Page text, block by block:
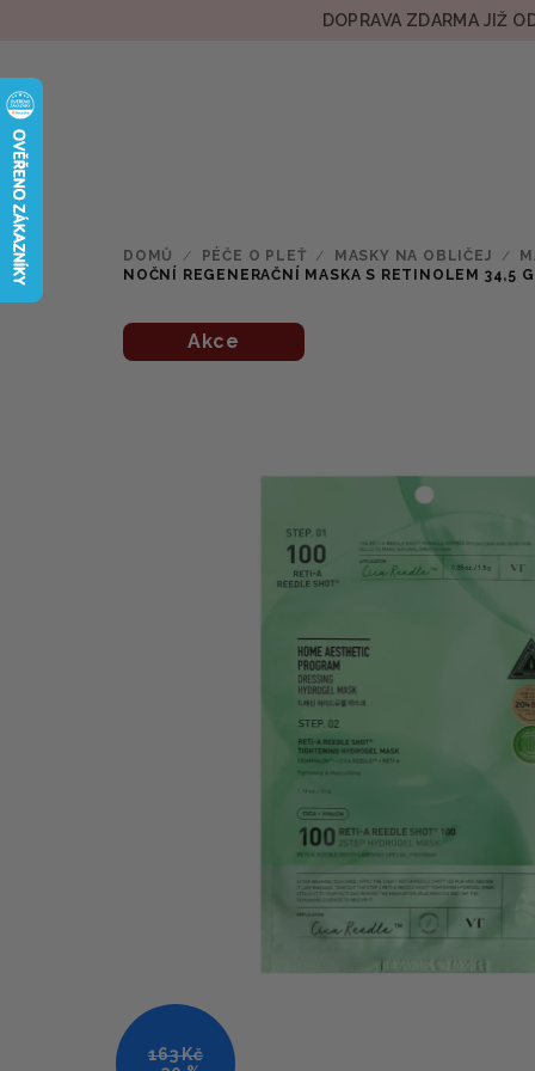
DOPRAVA ZDARMA JIŽ
DOMŮ / PÉČE O PLEŤ / MASKY NA OBLIČEJ /
NOČNÍ REGENERAČNÍ MASKA S RETINOLEM 34,5 G
Akce
163 Kč